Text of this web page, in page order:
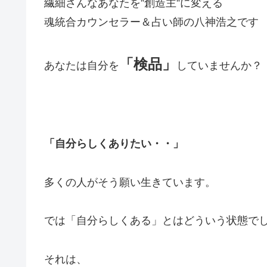
繊細さんなあなたを”創造主”に変える
魂統合カウンセラー＆占い師の八神浩之です
あなたは自分を 「検品」 していませんか？
「自分らしくありたい・・」
多くの人がそう願い生きています。
では「自分らしくある」とはどういう状態で
それは、